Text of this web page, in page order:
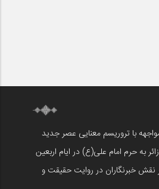
با تروریسم معنایی عصر جدید
نقش خبرنگاران در روایت حقیقت و